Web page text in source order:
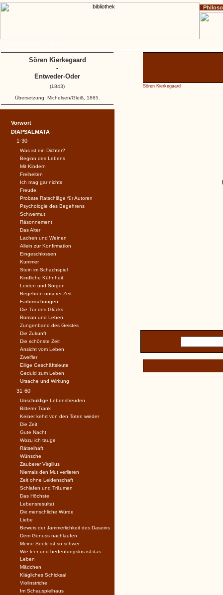
Sören Kierkegaard
Vorwort
DIAPSALMATA
1-30
Was ist ein Dichter?
Beginn des Lebens
Mit Kindern
Freiheiten
Ich mag gar nichts
Freude
Probate Ratschläge für Autoren
Psychologie des Begehrens
Schwermut
Räsonnement
Das Alter
Lachen und Weinen
Allein zur Konfirmation
Eingeschlossen
Kummer
Stein im Schachspiel
Kindliche Kühnheit
Leiden und Sorgen
Begehren unserer Zeit
Farbmischungen
Die Tür des Glücks
Roman und Leben
Zungenband des Geistes
Die Zukunft
Die schönste Zeit
Ansicht vom Leben
Zweifler
Eilige Geschäftsleute
Geduld zum Leben
Ursache und Wirkung
31-60
Unschuldige Lebensfreuden
Bitterer Trank
Keiner kehrt von den Toten wieder
Die Zeit
Gute Nacht
Wozu ich tauge
Rätselhaft
Wünsche
Zauberer Virgilius
Niemals den Mut verlieren
Zeit ohne Leidenschaft
Schlafen und Träumen
Das Höchste
Lebensresultat
Die menschliche Würde
Liebe
Beweis der Jämmerlichkeit des Daseins
Dem Genuss nachlaufen
Meine Seele ist so schwer
Wie leer und bedeutungslos ist das
Leben
Mädchen
Klägliches Schicksal
Violinstriche
Im Schauspielhaus
Sören Kierkegaard
-
Entweder-Oder
(1843)
Übersetzung: Michelsen/Gleiß, 1885.